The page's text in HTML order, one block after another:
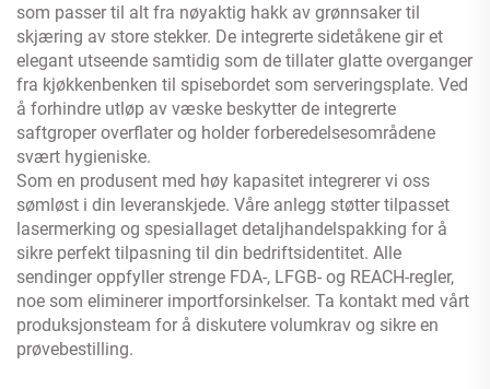
som passer til alt fra nøyaktig hakk av grønnsaker til
skjæring av store stekker. De integrerte sidetåkene gir et
elegant utseende samtidig som de tillater glatte overganger
fra kjøkkenbenken til spisebordet som serveringsplate. Ved
å forhindre utløp av væske beskytter de integrerte
saftgroper overflater og holder forberedelsesområdene
svært hygieniske.
Som en produsent med høy kapasitet integrerer vi oss
sømløst i din leveranskjede. Våre anlegg støtter tilpasset
lasermerking og spesiallaget detaljhandelspakking for å
sikre perfekt tilpasning til din bedriftsidentitet. Alle
sendinger oppfyller strenge FDA-, LFGB- og REACH-regler,
noe som eliminerer importforsinkelser. Ta kontakt med vårt
produksjonsteam for å diskutere volumkrav og sikre en
prøvebestilling.